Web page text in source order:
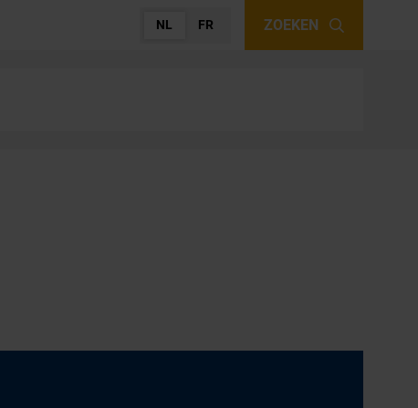
NL FR ZOEKEN